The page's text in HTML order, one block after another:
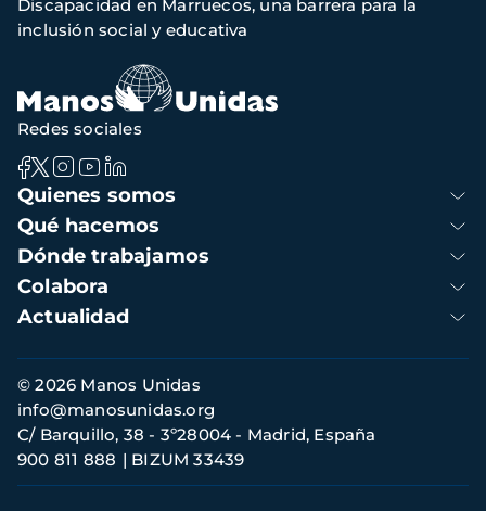
de
navegación
Discapacidad en Marruecos, una barrera para la
inclusión social y educativa
Navegación
principal
Quienes somos
Qué hacemos
Dónde trabajamos
Colabora
Actualidad
Redes sociales
Información
de
contacto
© 2026 Manos Unidas
C/ Barquillo, 38 - 3º28004 - Madrid, España
900 811 888
BIZUM 33439
info@manosunidas.org